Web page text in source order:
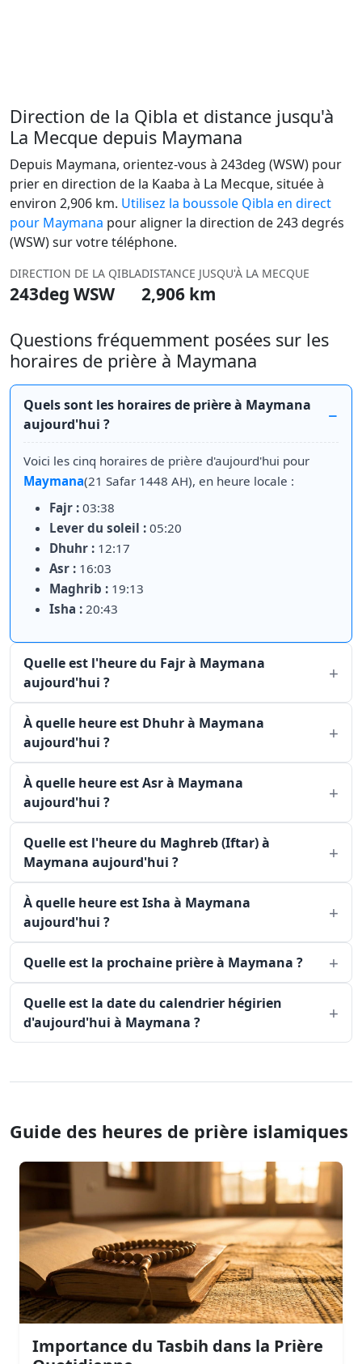
Direction de la Qibla et distance jusqu'à
La Mecque depuis Maymana
Depuis Maymana, orientez-vous à 243deg (WSW) pour
prier en direction de la Kaaba à La Mecque, située à
environ 2,906 km. Utilisez la boussole Qibla en direct
pour Maymana pour aligner la direction de 243 degrés
(WSW) sur votre téléphone.
DIRECTION DE LA QIBLA
243deg WSW
DISTANCE JUSQU'À LA MECQUE
2,906 km
Questions fréquemment posées sur les
horaires de prière à Maymana
Quels sont les horaires de prière à Maymana
aujourd'hui ?
Voici les cinq horaires de prière d'aujourd'hui pour
Maymana(21 Safar 1448 AH), en heure locale :
Fajr : 03:38
Lever du soleil : 05:20
Dhuhr : 12:17
Asr : 16:03
Maghrib : 19:13
Isha : 20:43
Quelle est l'heure du Fajr à Maymana
aujourd'hui ?
À quelle heure est Dhuhr à Maymana
aujourd'hui ?
À quelle heure est Asr à Maymana
aujourd'hui ?
Quelle est l'heure du Maghreb (Iftar) à
Maymana aujourd'hui ?
À quelle heure est Isha à Maymana
aujourd'hui ?
Quelle est la prochaine prière à Maymana ?
Quelle est la date du calendrier hégirien
d'aujourd'hui à Maymana ?
Guide des heures de prière islamiques
Importance du Tasbih dans la Prière